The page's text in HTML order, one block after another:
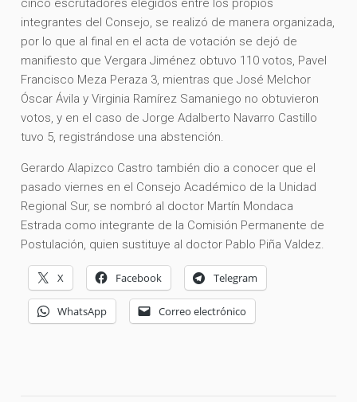
cinco escrutadores elegidos entre los propios
integrantes del Consejo, se realizó de manera organizada,
por lo que al final en el acta de votación se dejó de
manifiesto que Vergara Jiménez obtuvo 110 votos, Pavel
Francisco Meza Peraza 3, mientras que José Melchor
Óscar Ávila y Virginia Ramírez Samaniego no obtuvieron
votos, y en el caso de Jorge Adalberto Navarro Castillo
tuvo 5, registrándose una abstención.
Gerardo Alapizco Castro también dio a conocer que el
pasado viernes en el Consejo Académico de la Unidad
Regional Sur, se nombró al doctor Martín Mondaca
Estrada como integrante de la Comisión Permanente de
Postulación, quien sustituye al doctor Pablo Piña Valdez.
X Facebook Telegram
WhatsApp Correo electrónico